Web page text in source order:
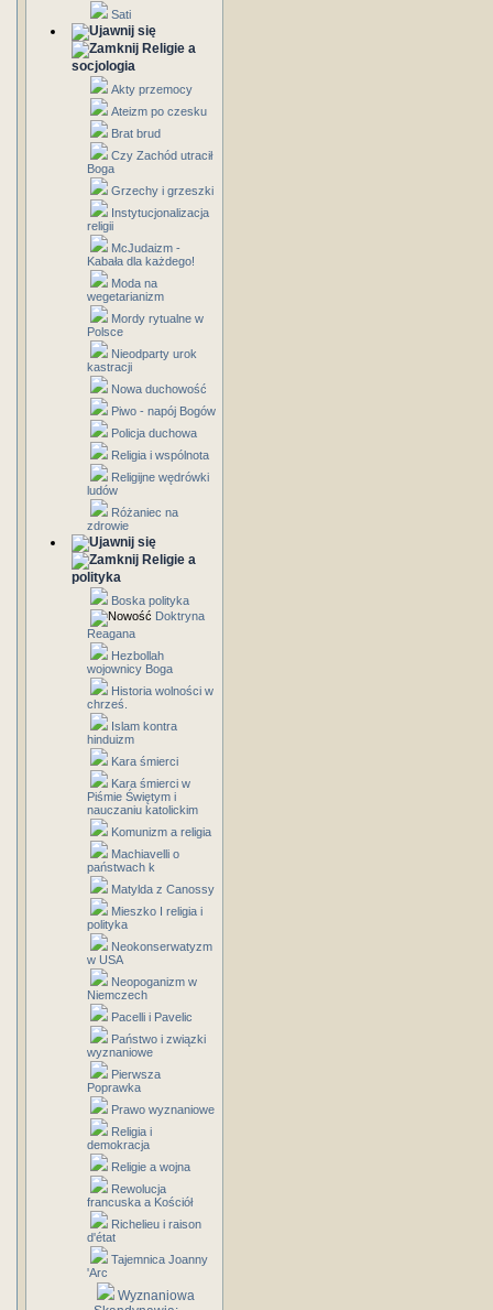
Sati
Religie a
socjologia
Akty przemocy
Ateizm po czesku
Brat brud
Czy Zachód utracił
Boga
Grzechy i grzeszki
Instytucjonalizacja
religii
McJudaizm -
Kabała dla każdego!
Moda na
wegetarianizm
Mordy rytualne w
Polsce
Nieodparty urok
kastracji
Nowa duchowość
Piwo - napój Bogów
Policja duchowa
Religia i wspólnota
Religijne wędrówki
ludów
Różaniec na
zdrowie
Religie a
polityka
Boska polityka
Doktryna
Reagana
Hezbollah
wojownicy Boga
Historia wolności w
chrześ.
Islam kontra
hinduizm
Kara śmierci
Kara śmierci w
Piśmie Świętym i
nauczaniu katolickim
Komunizm a religia
Machiavelli o
państwach k
Matylda z Canossy
Mieszko I religia i
polityka
Neokonserwatyzm
w USA
Neopoganizm w
Niemczech
Pacelli i Pavelic
Państwo i związki
wyznaniowe
Pierwsza
Poprawka
Prawo wyznaniowe
Religia i
demokracja
Religie a wojna
Rewolucja
francuska a Kościół
Richelieu i raison
d'état
Tajemnica Joanny
'Arc
Wyznaniowa